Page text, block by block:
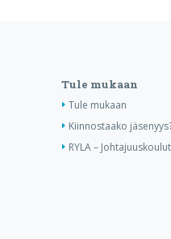
Tule mukaan
Tule mukaan
Kiinnostaako
RYLA –